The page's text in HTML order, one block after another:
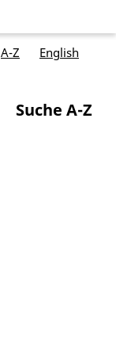
A-Z English
Suche A-Z